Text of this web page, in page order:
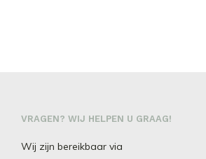
VRAGEN? WIJ HELPEN U GRAAG!
Wij zijn bereikbaar via